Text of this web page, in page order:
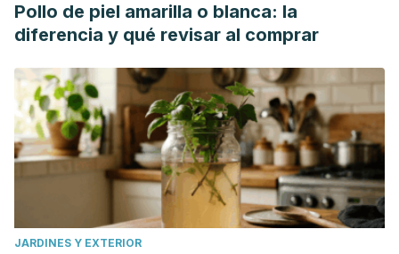
Pollo de piel amarilla o blanca: la
diferencia y qué revisar al comprar
JARDINES Y EXTERIOR